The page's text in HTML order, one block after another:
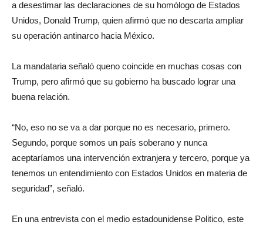
a desestimar las declaraciones de su homólogo de Estados
Unidos, Donald Trump, quien afirmó que no descarta ampliar
su operación antinarco hacia México.
La mandataria señaló queno coincide en muchas cosas con
Trump, pero afirmó que su gobierno ha buscado lograr una
buena relación.
“No, eso no se va a dar porque no es necesario, primero.
Segundo, porque somos un país soberano y nunca
aceptaríamos una intervención extranjera y tercero, porque ya
tenemos un entendimiento con Estados Unidos en materia de
seguridad”, señaló.
En una entrevista con el medio estadounidense Politico, este